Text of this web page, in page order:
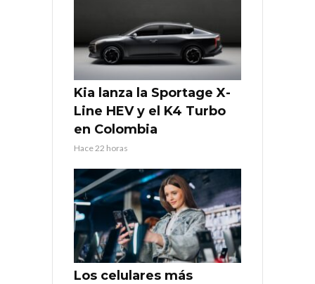
Kia lanza la Sportage X-
Line HEV y el K4 Turbo
en Colombia
Hace 22 horas
Los celulares más